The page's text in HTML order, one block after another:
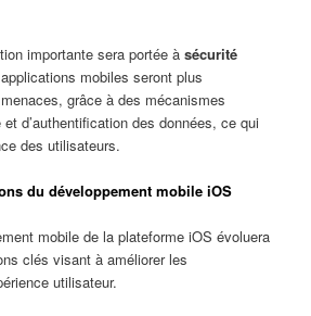
importante sera portée àsécurité
mobiles seront plus
grâce à des mécanismes
d’authentification des données, ce qui
des utilisateurs.
du développement mobile iOS
mobile de la plateforme iOS évoluera
clés visant à améliorer les
utilisateur.